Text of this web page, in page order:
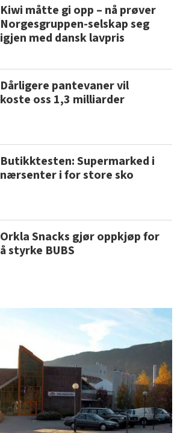
Kiwi måtte gi opp – nå prøver
Norgesgruppen-selskap seg
igjen med dansk lavpris
Dårligere pantevaner vil
koste oss 1,3 milliarder
Butikktesten: Supermarked i
nærsenter i for store sko
Orkla Snacks gjør oppkjøp for
å styrke BUBS